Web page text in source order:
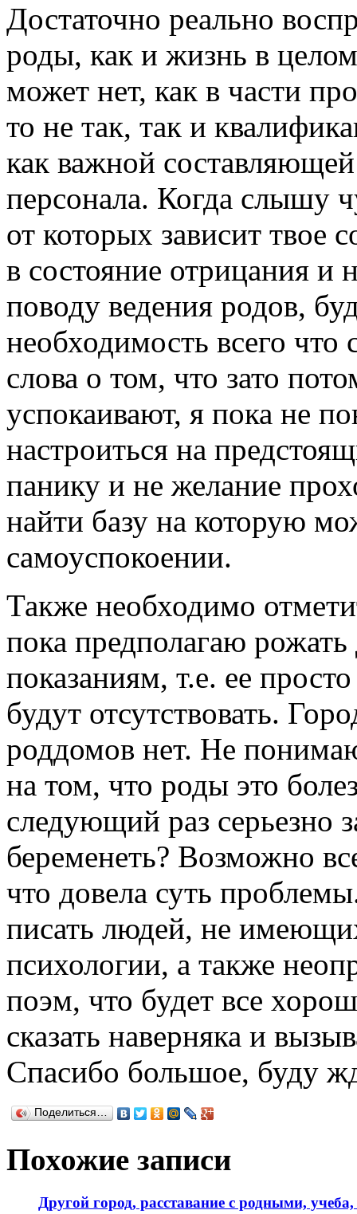
Достаточно реально
роды, как и жизнь в
может нет, как в части
то не так, так и
как важной
персонала. Когда слышу
от которых зависит твое
в состояние отрицания и
поводу ведения родов,
необходимость всего
слова о том, что зато
успокаивают, я пока не
настроиться на
панику и не желание
найти базу на которую
самоуспокоении.
Также необходимо
пока предполагаю
показаниям, т.е. ее
будут отсутствовать.
роддомов нет. Не
на том, что роды это
следующий раз серьезно
беременеть? Возможно
что довела суть
писать людей, не
психологии, а также
поэм, что будет все
сказать наверняка и
Спасибо большое, буду
Поделиться…
Похожие записи
Другой город, расставание с родными,